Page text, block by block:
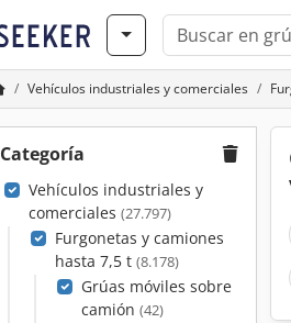
Vehículos industriales y comerciales
Categoría
Vehículos industriales y
comerciales (27.797)
Furgonetas y camiones
hasta 7,5 t (8.178)
Grúas móviles sobre
camión (42)